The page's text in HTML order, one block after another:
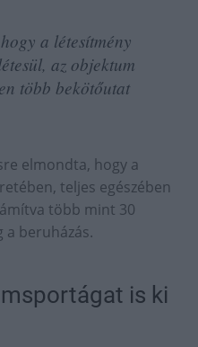
a létesítmény
az objektum
több bekötőutat
elmondta, hogy a
teljes egészében
több mint 30
a beruházás.
is ki